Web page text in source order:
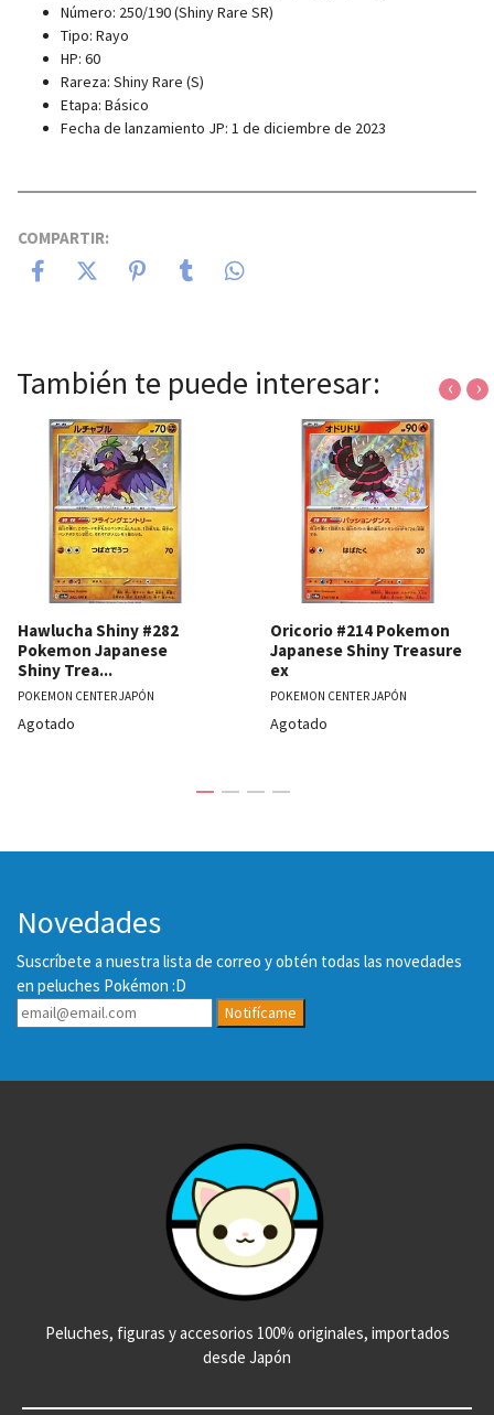
Número: 250/190 (Shiny Rare SR)
Tipo: Rayo
HP: 60
Rareza: Shiny Rare (S)
Etapa: Básico
Fecha de lanzamiento JP: 1 de diciembre de 2023
COMPARTIR:
También te puede interesar:
Hawlucha Shiny #282
Pokemon Japanese
Shiny Trea...
POKEMON CENTER JAPÓN
Agotado
Oricorio #214 Pokemon
Japanese Shiny Treasure
ex
POKEMON CENTER JAPÓN
Agotado
‹ ›
Novedades
Suscríbete a nuestra lista de correo y obtén todas las novedades
en peluches Pokémon :D
Notifícame
Peluches, figuras y accesorios 100% originales, importados
desde Japón